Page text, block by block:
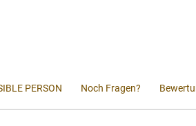
PERSON Noch Fragen?